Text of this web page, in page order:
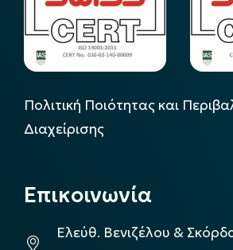
Πολιτική Ποιότητας και
Διαχείρισης
Επικοινωνία
Ελεύθ. Βενιζέλου &